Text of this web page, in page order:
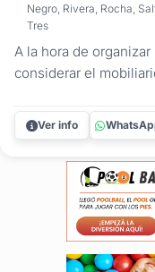
Negro, Rivera, Rocha,
Tres
A la hora de
considerar el
Party Cocktails te
necesitando en
festejo. Contamos...
Ver info